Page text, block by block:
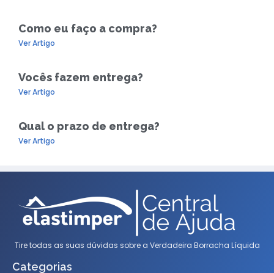
Como eu faço a compra?
Ver Artigo
Vocês fazem entrega?
Ver Artigo
Qual o prazo de entrega?
Ver Artigo
Tire todas as suas dúvidas sobre a Verdadeira Borracha Líquida
Categorias